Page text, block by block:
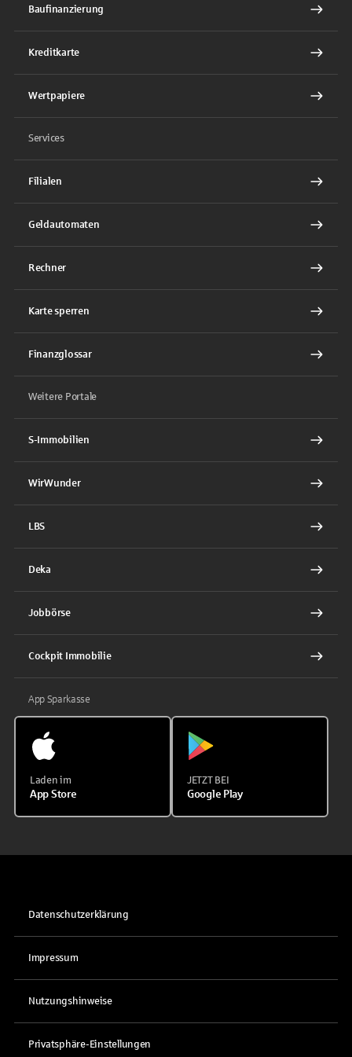
Baufinanzierung
Kreditkarte
Wertpapiere
Services
Filialen
Geldautomaten
Rechner
Karte sperren
Finanzglossar
Weitere Portale
S-Immobilien
WirWunder
LBS
Deka
Jobbörse
Cockpit Immobilie
App Sparkasse
Laden im
App Store
JETZT BEI
Google Play
Datenschutzerklärung
Impressum
Nutzungshinweise
Privatsphäre-Einstellungen